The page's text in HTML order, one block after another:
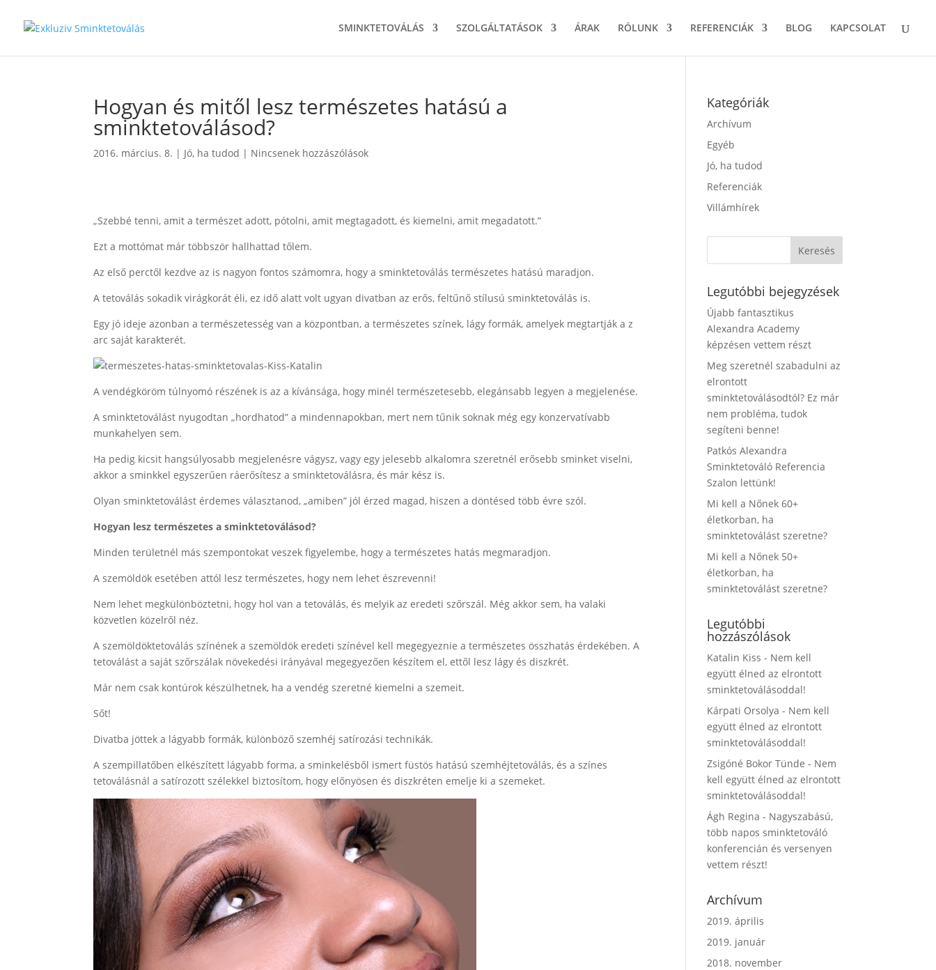
SMINKTETOVÁLÁS SZOLGÁLTATÁSOK ÁRAK RÓLUNK REFERENCIÁK BLOG KAPCSOLAT
Hogyan és mitől lesz természetes hatású a
sminktetoválásod?
2016. március. 8. | Jó, ha tudod | Nincsenek hozzászólások
„Szebbé tenni, amit a természet adott, pótolni, amit megtagadott, és kiemelni, amit megadatott.”
Ezt a mottómat már többször hallhattad tőlem.
Az első perctől kezdve az is nagyon fontos számomra, hogy a sminktetoválás természetes hatású maradjon.
A tetoválás sokadik virágkorát éli, ez idő alatt volt ugyan divatban az erős, feltűnő stílusú sminktetoválás is.
Egy jó ideje azonban a természetesség van a központban, a természetes színek, lágy formák, amelyek megtartják a z
arc saját karakterét.
A vendégköröm túlnyomó részének is az a kívánsága, hogy minél természetesebb, elegánsabb legyen a megjelenése.
A sminktetoválást nyugodtan „hordhatod” a mindennapokban, mert nem tűnik soknak még egy konzervatívabb
munkahelyen sem.
Ha pedig kicsit hangsúlyosabb megjelenésre vágysz, vagy egy jelesebb alkalomra szeretnél erősebb sminket viselni,
akkor a sminkkel egyszerűen ráerősítesz a sminktetoválásra, és már kész is.
Olyan sminktetoválást érdemes választanod, „amiben” jól érzed magad, hiszen a döntésed több évre szól.
Hogyan lesz természetes a sminktetoválásod?
Minden területnél más szempontokat veszek figyelembe, hogy a természetes hatás megmaradjon.
A szemöldök esetében attól lesz természetes, hogy nem lehet észrevenni!
Nem lehet megkülönböztetni, hogy hol van a tetoválás, és melyik az eredeti szőrszál. Még akkor sem, ha valaki
közvetlen közelről néz.
A szemöldöktetoválás színének a szemöldök eredeti színével kell megegyeznie a természetes összhatás érdekében. A
tetoválást a saját szőrszálak növekedési irányával megegyezően készítem el, ettől lesz lágy és diszkrét.
Már nem csak kontúrok készülhetnek, ha a vendég szeretné kiemelni a szemeit.
Sőt!
Divatba jöttek a lágyabb formák, különböző szemhéj satírozási technikák.
A szempillatőben elkészített lágyabb forma, a sminkelésből ismert füstös hatású szemhéjtetoválás, és a színes
tetoválásnál a satírozott szélekkel biztosítom, hogy előnyösen és diszkréten emelje ki a szemeket.
Kategóriák
Archívum
Egyéb
Jó, ha tudod
Referenciák
Villámhírek
Legutóbbi bejegyzések
Újabb fantasztikus
Alexandra Academy
képzésen vettem részt
Meg szeretnél szabadulni az
elrontott
sminktetoválásodtól? Ez már
nem probléma, tudok
segíteni benne!
Patkós Alexandra
Sminktetováló Referencia
Szalon lettünk!
Mi kell a Nőnek 60+
életkorban, ha
sminktetoválást szeretne?
Mi kell a Nőnek 50+
életkorban, ha
sminktetoválást szeretne?
Legutóbbi
hozzászólások
Katalin Kiss - Nem kell
együtt élned az elrontott
sminktetoválásoddal!
Kárpati Orsolya - Nem kell
együtt élned az elrontott
sminktetoválásoddal!
Zsigóné Bokor Tünde - Nem
kell együtt élned az elrontott
sminktetoválásoddal!
Ágh Regina - Nagyszabású,
több napos sminktetováló
konferencián és versenyen
vettem részt!
Archívum
2019. április
2019. január
2018. november